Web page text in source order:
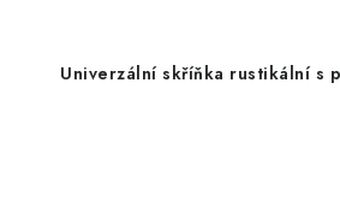
Univerzální skříňka rustikální s